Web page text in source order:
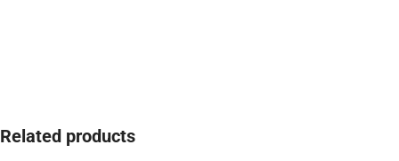
Related products